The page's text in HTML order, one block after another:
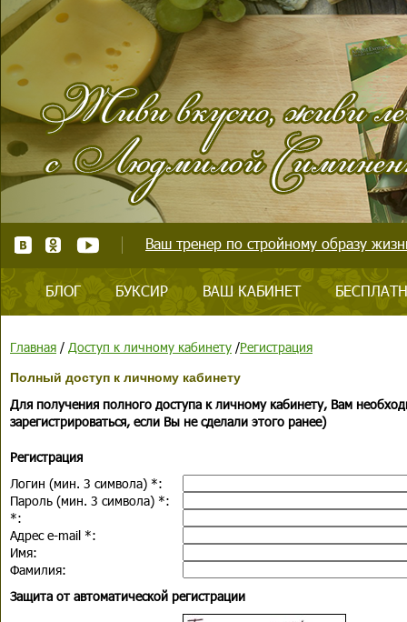
Ваш тренер по стройному образу
БЛОГ БУКСИР ВАШ КАБИНЕТ
Главная / Доступ к личному кабинету /Регистрация
Полный доступ к личному кабинету
Для получения полного доступа к личному кабинету, Вам
зарегистрироваться, если Вы не сделали этого ранее)
Регистрация
Логин (мин. 3 символа) *:
Пароль (мин. 3 символа) *:
*:
Адрес e-mail *:
Имя:
Фамилия:
Защита от автоматической регистрации